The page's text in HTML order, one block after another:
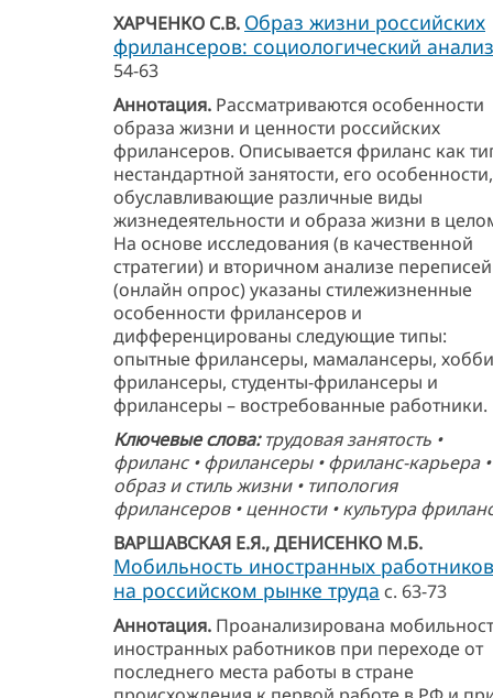
ХАРЧЕНКО С.В. Образ жизни российских
фрилансеров: социологический анализ
54-63
Аннотация. Рассматриваются особенности
образа жизни и ценности российских
фрилансеров. Описывается фриланс как
нестандартной занятости, его особенности,
обуславливающие различные виды
жизнедеятельности и образа жизни в
На основе исследования (в качественной
стратегии) и вторичном анализе переписей
(онлайн опрос) указаны стилежизненные
особенности фрилансеров и
дифференцированы следующие типы:
опытные фрилансеры, мамалансеры,
фрилансеры, студенты-фрилансеры и
фрилансеры – востребованные работники.
Ключевые слова:трудовая занятость •
фриланс • фрилансеры • фриланс-карьера •
образ и стиль жизни • типология
фрилансеров • ценности • культура
ВАРШАВСКАЯ Е.Я., ДЕНИСЕНКО М.Б.
Мобильность иностранных работников
на российском рынке труда с. 63-73
Аннотация. Проанализирована
иностранных работников при переходе от
последнего места работы в стране